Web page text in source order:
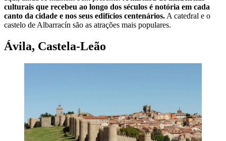
culturais que recebeu ao longo dos séculos é notória em cada
canto da cidade e nos seus edifícios centenários. A catedral e o
castelo de Albarracín são as atrações mais populares.
Ávila, Castela-Leão